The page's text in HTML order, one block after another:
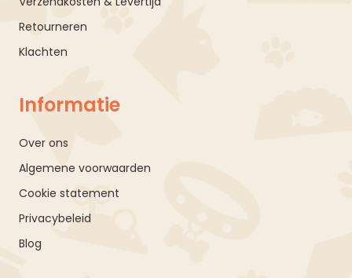
Retourneren
Klachten
Informatie
Over ons
Algemene voorwaarden
Cookie statement
Privacybeleid
Blog